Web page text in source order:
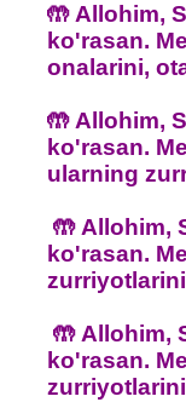
🤲 Allohim,
ko'rasan.
onalarini,
🤲 Allohim,
ko'rasan.
ularning
🤲 Allohim,
ko'rasan.
🤲 Allohim,
ko'rasan.